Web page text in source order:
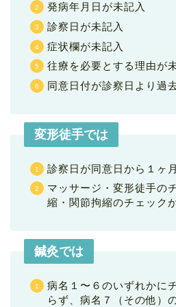
発病年月日が未記入
診察日が未記入
症状欄が未記入
往療を必要とする理由が
同意日付が診察日より過
変形徒手では
診察日が同意日から１ヶ
マッサージ・変形徒手の
縮・関節拘縮のチェック
鍼灸では
病名１〜６のいずれかに
らず、病名７（その他）